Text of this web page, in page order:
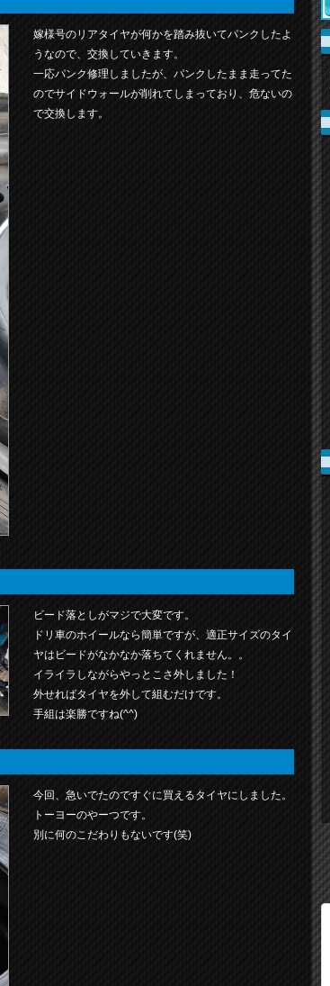
嫁様号のリアタイヤが何かを踏み抜いてパンクしたよ
うなので、交換していきます。
一応パンク修理しましたが、パンクしたまま走ってた
のでサイドウォールが削れてしまっており、危ないの
で交換します。
ビード落としがマジで大変です。
ドリ車のホイールなら簡単ですが、適正サイズのタイ
ヤはビードがなかなか落ちてくれません。。
イライラしながらやっとこさ外しました！
外せればタイヤを外して組むだけです。
手組は楽勝ですね(^^)
今回、急いでたのですぐに買えるタイヤにしました。
トーヨーのやーつです。
別に何のこだわりもないです(笑)